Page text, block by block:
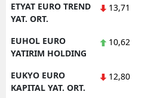
ETYAT EURO TREND
YAT. ORT.
13,71
EUHOL EURO
YATIRIM HOLDING
10,62
EUKYO EURO
KAPITAL YAT. ORT.
12,80